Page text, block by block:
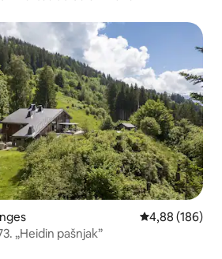
Prosječna
4,88 (186)
Planinska koliba iz 1873. „Heidin pašnjak”